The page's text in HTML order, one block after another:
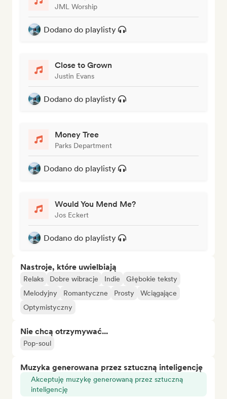
JML Worship
Dodano do playlisty
Close to Grown
Justin Evans
Dodano do playlisty
Money Tree
Parks Department
Dodano do playlisty
Would You Mend Me?
Jos Eckert
Dodano do playlisty
Nastroje, które uwielbiają
Relaks Dobre wibracje Indie
Głębokie teksty
Melodyjny
Romantyczne Prosty
Wciągające
Optymistyczny
Nie chcą otrzymywać...
Pop-soul
Muzyka generowana przez sztuczną inteligencję
Akceptuję muzykę generowaną przez sztuczną
inteligencję